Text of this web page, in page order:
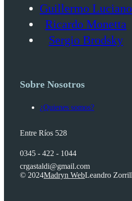
Guillermo Luciano
Ricardo Monetta
Sergio Brodsky
Sobre Nosotros
¿Quienes somos?
Entre Ríos 528
0345 - 422 - 1044
crgastaldi@gmail.com
© 2024Madryn WebLeandro